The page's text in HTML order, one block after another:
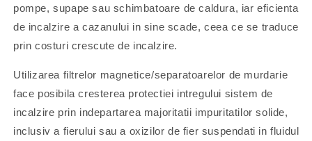
pompe, supape sau schimbatoare de caldura, iar eficienta
de incalzire a cazanului in sine scade, ceea ce se traduce
prin costuri crescute de incalzire.
Utilizarea filtrelor magnetice/separatoarelor de murdarie
face posibila cresterea protectiei intregului sistem de
incalzire prin indepartarea majoritatii impuritatilor solide,
inclusiv a fierului sau a oxizilor de fier suspendati in fluidul